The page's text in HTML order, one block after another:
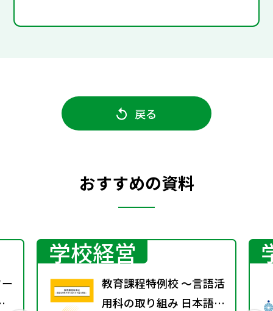
戻る
おすすめの資料
学校経営
教育課程特例校 ～言語活
用科の取り組み 日本語分